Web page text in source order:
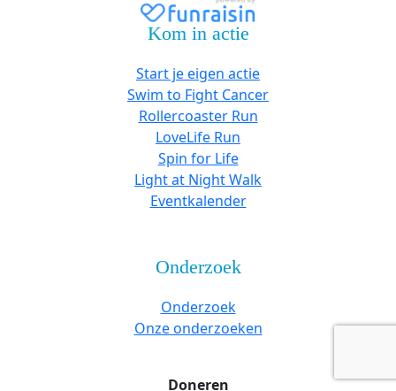
Kom in actie
Start je eigen actie
Swim to Fight Cancer
Rollercoaster Run
LoveLife Run
Spin for Life
Light at Night Walk
Eventkalender
Onderzoek
Onderzoek
Onze onderzoeken
Doneren